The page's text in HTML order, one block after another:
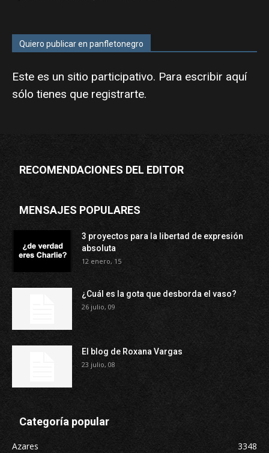
Quiero publicar en panfletonegro
Este es un sitio participativo. Para escribir aquí
sólo tienes que registrarte.
RECOMENDACIONES DEL EDITOR
MENSAJES POPULARES
3 proyectos para la libertad de expresión
absoluta
12 enero, 15
¿Cuál es la gota que desborda el vaso?
26 julio, 09
El blog de Roxana Vargas
23 julio, 08
Categoría popular
Azares
3348